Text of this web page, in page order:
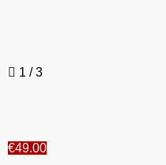
1 / 3
€49.00